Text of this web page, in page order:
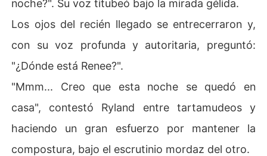
noche?". Su voz titubeó bajo la mirada gélida.
Los ojos del recién llegado se entrecerraron y,
con su voz profunda y autoritaria, preguntó:
"¿Dónde está Renee?".
"Mmm... Creo que esta noche se quedó en
casa", contestó Ryland entre tartamudeos y
haciendo un gran esfuerzo por mantener la
compostura, bajo el escrutinio mordaz del otro.